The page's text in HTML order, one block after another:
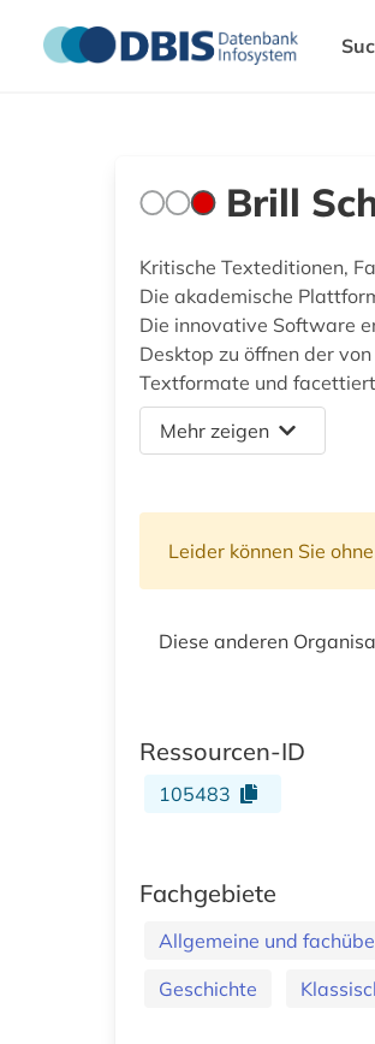
Brill
Kritische Texteditionen,
Die akademische
Die innovative Software
Desktop zu öffnen der
Textformate und
Mehr zeigen
Leider können Sie
Diese anderen
Ressourcen-ID
105483
Fachgebiete
Allgemeine und
Geschichte